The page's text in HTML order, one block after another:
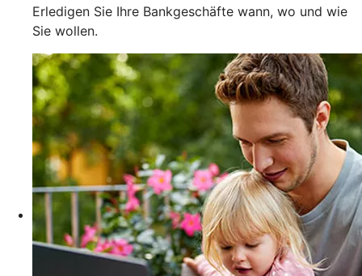
Erledigen Sie Ihre Bankgeschäfte wann, wo und wie
Sie wollen.